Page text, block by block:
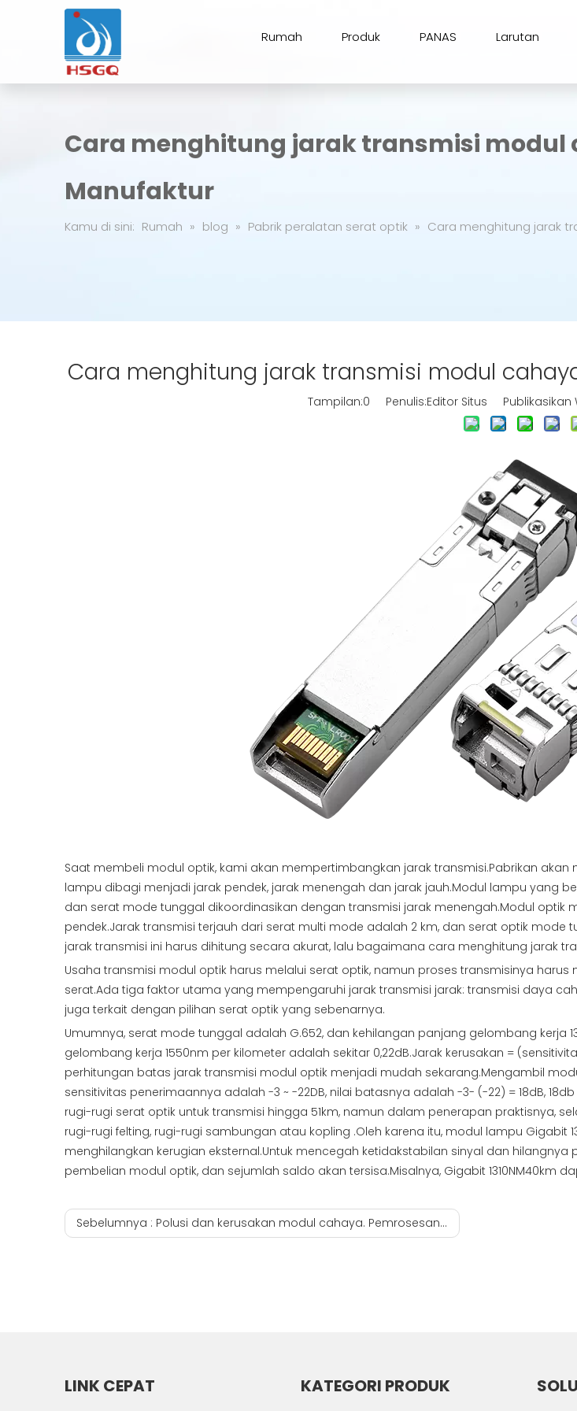
Rumah Produk PANAS Larutan
Cara menghitung jarak transmisi
Manufaktur
Kamu di sini: Rumah » blog » Pabrik peralatan serat optik » Cara menghitung jarak
Cara menghitung jarak transmisi modul
Tampilan:0 Penulis:Editor Situs
Saat membeli modul optik, kami akan mempertimbangkan jarak transmisi.Pabrikan
lampu dibagi menjadi jarak pendek, jarak menengah dan jarak jauh.Modul lampu yang
dan serat mode tunggal dikoordinasikan dengan transmisi jarak menengah.Modul
pendek.Jarak transmisi terjauh dari serat multi mode adalah 2 km, dan serat optik
jarak transmisi ini harus dihitung secara akurat, lalu bagaimana cara menghitung jarak
Usaha transmisi modul optik harus melalui serat optik, namun proses transmisinya
serat.Ada tiga faktor utama yang mempengaruhi jarak transmisi jarak: transmisi daya
juga terkait dengan pilihan serat optik yang sebenarnya.
Umumnya, serat mode tunggal adalah G.652, dan kehilangan panjang gelombang kerja
gelombang kerja 1550nm per kilometer adalah sekitar 0,22dB.Jarak kerusakan =
perhitungan batas jarak transmisi modul optik menjadi mudah sekarang.Mengambil
sensitivitas penerimaannya adalah -3 ~ -22DB, nilai batasnya adalah -3- (-22) = 18dB,
rugi-rugi serat optik untuk transmisi hingga 51km, namun dalam penerapan praktisnya,
rugi-rugi felting, rugi-rugi sambungan atau kopling .Oleh karena itu, modul lampu Gigabit
menghilangkan kerugian eksternal.Untuk mencegah ketidakstabilan sinyal dan
pembelian modul optik, dan sejumlah saldo akan tersisa.Misalnya, Gigabit 1310NM40km
Sebelumnya : Polusi dan kerusakan modul cahaya. Pemrosesan modul transceiver sfp cicso
LINK CEPAT KATEGORI PRODUK